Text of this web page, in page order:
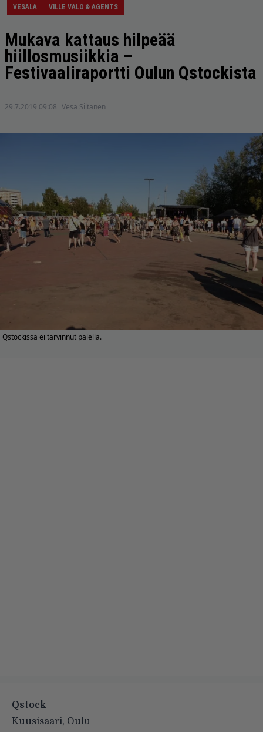
VESALA
VILLE VALO & AGENTS
Mukava kattaus hilpeää
hiillosmusiikkia –
Festivaaliraportti Oulun Qstockista
29.7.2019 09:08 Vesa Siltanen
Qstockissa ei tarvinnut palella.
Qstock
Kuusisaari, Oulu